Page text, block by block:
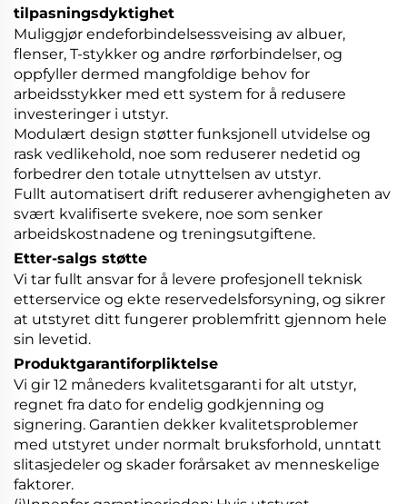
tilpasningsdyktighet
Muliggjør endeforbindelsessveising av albuer,
flenser, T-stykker og andre rørforbindelser, og
oppfyller dermed mangfoldige behov for
arbeidsstykker med ett system for å redusere
investeringer i utstyr.
Modulært design støtter funksjonell utvidelse og
rask vedlikehold, noe som reduserer nedetid og
forbedrer den totale utnyttelsen av utstyr.
Fullt automatisert drift reduserer avhengigheten av
svært kvalifiserte svekere, noe som senker
arbeidskostnadene og treningsutgiftene.
Etter-salgs støtte
Vi tar fullt ansvar for å levere profesjonell teknisk
etterservice og ekte reservedelsforsyning, og sikrer
at utstyret ditt fungerer problemfritt gjennom hele
sin levetid.
Produktgarantiforpliktelse
Vi gir 12 måneders kvalitetsgaranti for alt utstyr,
regnet fra dato for endelig godkjenning og
signering. Garantien dekker kvalitetsproblemer
med utstyret under normalt bruksforhold, unntatt
slitasjedeler og skader forårsaket av menneskelige
faktorer.